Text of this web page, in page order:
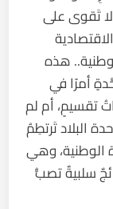
تَقوى على
هذه
أمرًا في
تقسيمٍ، أم لم
البلاد تَرتطِمُ
الوطنية، وهي
سلبيةٌ تصبُّ